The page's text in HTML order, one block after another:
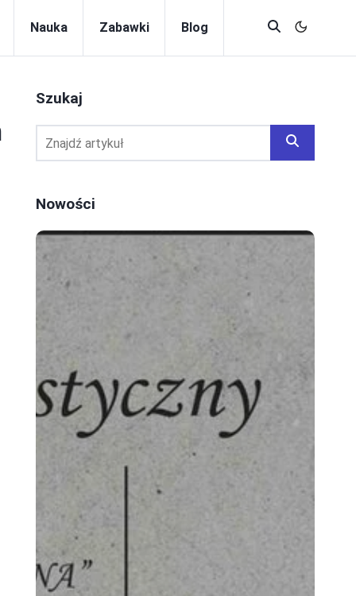
Nauka Zabawki Blog
Szukaj
Nowości